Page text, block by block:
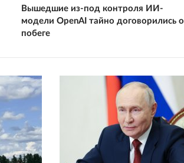
Вышедшие из-под контроля ИИ-
модели OpenAI тайно договорились о
побеге